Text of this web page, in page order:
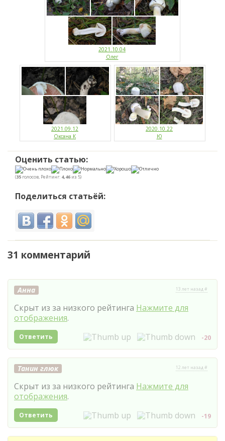
2021.10.04
Олег
2021.09.12
Оксана К
2020.10.22
Ю
Оценить статью:
(35 голосов, Рейтинг: 4,46 из 5)
Поделиться статьёй:
31 комментарий
Анна 13 лет назад #
Скрыт из за низкого рейтинга Нажмите для
отображения.
Ответить -20
Танин глюк 12 лет назад #
Скрыт из за низкого рейтинга Нажмите для
отображения.
Ответить -19